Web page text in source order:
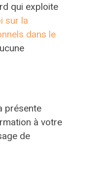
qui exploite
sur la
dans le
présente
à votre
de